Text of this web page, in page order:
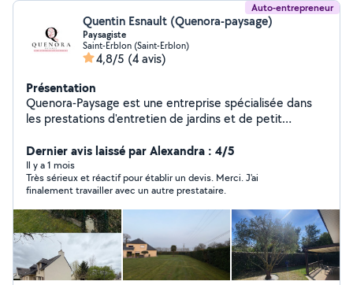
Auto-entrepreneur
Quentin Esnault (Quenora-paysage)
Paysagiste
Saint-Erblon (Saint-Erblon)
4,8/5 (4 avis)
Présentation
Quenora-Paysage est une entreprise spécialisée dans
les prestations d'entretien de jardins et de petit
auprès des particuliers pour la taille de haies et
d'arbustes, le désherbage, le nettoyage des extérieurs
et l'entretien des espaces verts. Chaque intervention
est réalisée avec soin, dans le respect de votre jardin et
de l'environnement. Je propose des prestations
adaptées à vos besoins, avec un travail sérieux.
Intervention à domicile Devis gratuit Réactivité et
proximité. Vous pouvez également bénéficier du crédit
d'impôt de 50% via la coopérative Unipros.
Dernier avis laissé par Alexandra : 4/5
Il y a 1 mois
Très sérieux et réactif pour établir un devis. Merci. J'ai
finalement travailler avec un autre prestataire.